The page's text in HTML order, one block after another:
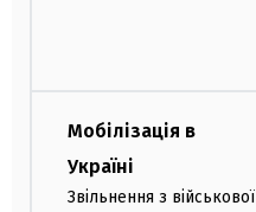
Мобілізація в
Україні
Звільнення з військової